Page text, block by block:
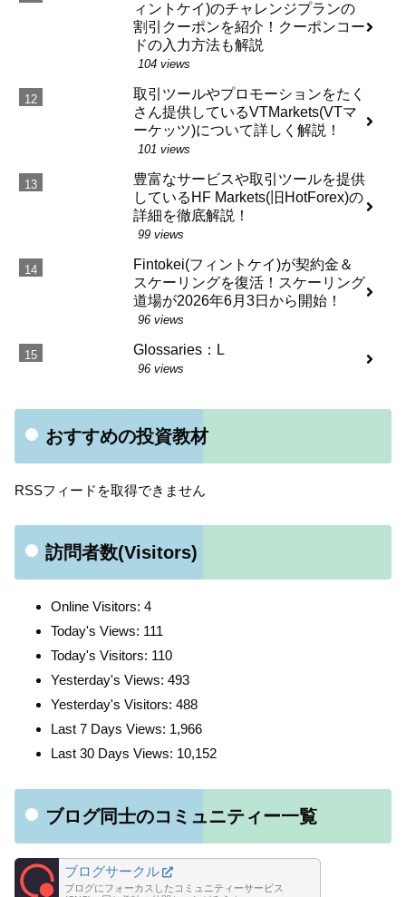
ィントケイ)のチャレンジプランの
割引クーポンを紹介！クーポンコー
ドの入力方法も解説
104 views
取引ツールやプロモーションをたく
さん提供しているVTMarkets(VTマ
ーケッツ)について詳しく解説！
101 views
豊富なサービスや取引ツールを提供
しているHF Markets(旧HotForex)の
詳細を徹底解説！
99 views
Fintokei(フィントケイ)が契約金＆
スケーリングを復活！スケーリング
道場が2026年6月3日から開始！
96 views
Glossaries：L
96 views
おすすめの投資教材
RSSフィードを取得できません
訪問者数(Visitors)
Online Visitors: 4
Today's Views: 111
Today's Visitors: 110
Yesterday's Views: 493
Yesterday's Visitors: 488
Last 7 Days Views: 1,966
Last 30 Days Views: 10,152
ブログ同士のコミュニティー一覧
ブログサークル
ブログにフォーカスしたコミュニティーサービス